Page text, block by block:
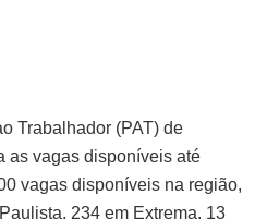
Trabalhador (PAT) de
as vagas disponíveis até
vagas disponíveis na região,
234 em Extrema, 13